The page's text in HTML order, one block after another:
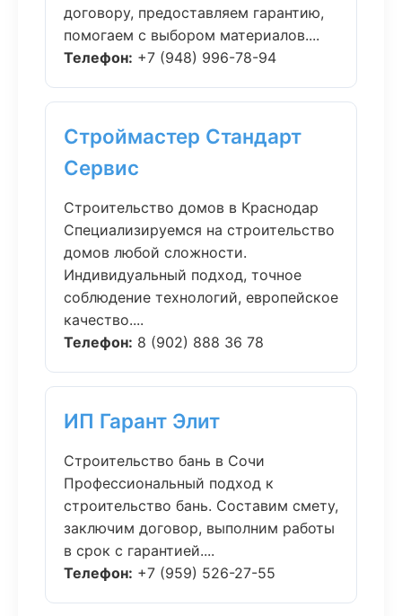
договору, предоставляем гарантию,
помогаем с выбором материалов....
Телефон: +7 (948) 996-78-94
Строймастер Стандарт
Сервис
Строительство домов в Краснодар
Специализируемся на строительство
домов любой сложности.
Индивидуальный подход, точное
соблюдение технологий, европейское
качество....
Телефон: 8 (902) 888 36 78
ИП Гарант Элит
Строительство бань в Сочи
Профессиональный подход к
строительство бань. Составим смету,
заключим договор, выполним работы
в срок с гарантией....
Телефон: +7 (959) 526-27-55